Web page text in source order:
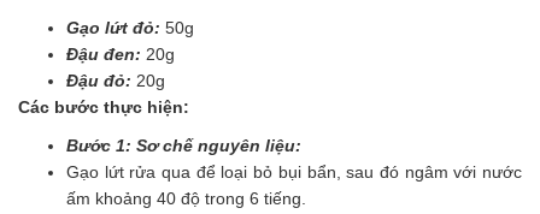
Gạo lứt đỏ: 50g
Đậu đen: 20g
Đậu đỏ: 20g
Các bước thực hiện:
Bước 1: Sơ chế nguyên liệu:
Gạo lứt rửa qua để loại bỏ bụi bẩn, sau đó ngâm với nước
ấm khoảng 40 độ trong 6 tiếng.